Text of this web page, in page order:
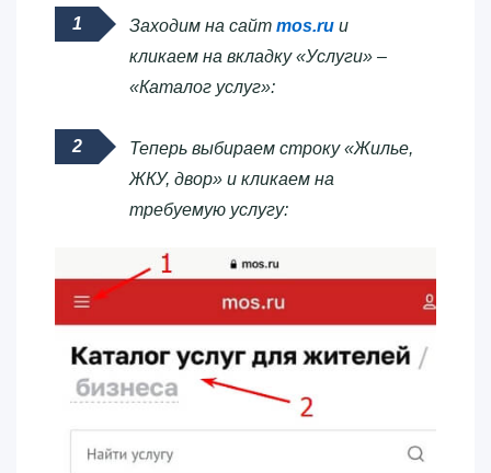
Заходим на сайт mos.ru и
кликаем на вкладку «Услуги» –
«Каталог услуг»:
Теперь выбираем строку «Жилье,
ЖКУ, двор» и кликаем на
требуемую услугу: